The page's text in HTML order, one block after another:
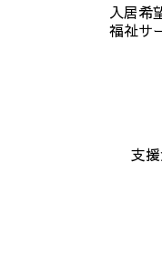
入居希
福祉サ
支